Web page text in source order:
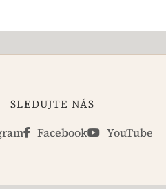
SLEDUJTE NÁS
Facebook YouTube